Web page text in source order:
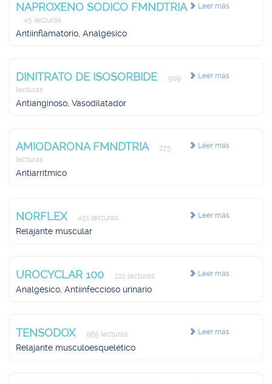
Leer más
NAPROXENO SODICO FMNDTRIA
45 lecturas
Antiinflamatorio, Analgésico
Leer más
DINITRATO DE ISOSORBIDE
909
lecturas
Antianginoso, Vasodilatador
Leer más
AMIODARONA FMNDTRIA
275
lecturas
Antiarrítmico
Leer más
NORFLEX 451 lecturas
Relajante muscular
Leer más
UROCYCLAR 100 222 lecturas
Analgésico, Antiinfeccioso urinario
Leer más
TENSODOX 965 lecturas
Relajante musculoesquelético